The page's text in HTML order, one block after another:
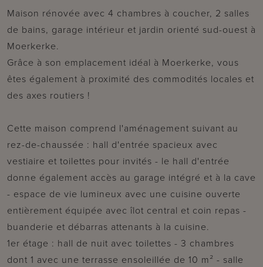
Maison rénovée avec 4 chambres à coucher, 2 salles
de bains, garage intérieur et jardin orienté sud-ouest à
Moerkerke.
Grâce à son emplacement idéal à Moerkerke, vous
êtes également à proximité des commodités locales et
des axes routiers !
Cette maison comprend l'aménagement suivant au
rez-de-chaussée : hall d'entrée spacieux avec
vestiaire et toilettes pour invités - le hall d'entrée
donne également accès au garage intégré et à la cave
- espace de vie lumineux avec une cuisine ouverte
entièrement équipée avec îlot central et coin repas -
buanderie et débarras attenants à la cuisine.
1er étage : hall de nuit avec toilettes - 3 chambres
dont 1 avec une terrasse ensoleillée de 10 m² - salle